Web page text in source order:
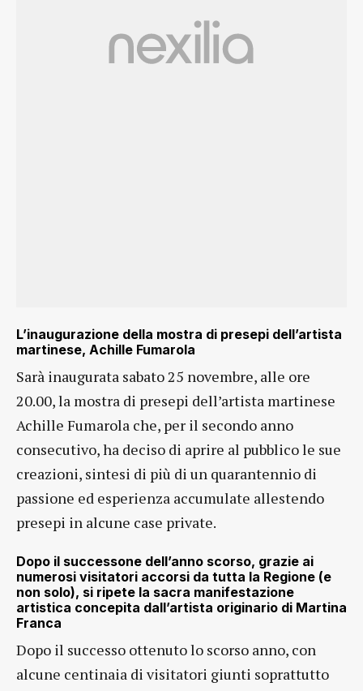
L’inaugurazione della mostra di presepi dell’artista
martinese, Achille Fumarola
Sarà inaugurata sabato 25 novembre, alle ore
20.00, la mostra di presepi dell’artista martinese
Achille Fumarola che, per il secondo anno
consecutivo, ha deciso di aprire al pubblico le sue
creazioni, sintesi di più di un quarantennio di
passione ed esperienza accumulate allestendo
presepi in alcune case private.
Dopo il successone dell’anno scorso, grazie ai
numerosi visitatori accorsi da tutta la Regione (e
non solo), si ripete la sacra manifestazione
artistica concepita dall’artista originario di Martina
Franca
Dopo il successo ottenuto lo scorso anno, con
alcune centinaia di visitatori giunti soprattutto